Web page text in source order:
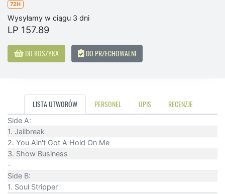
72H
Wysyłamy w ciągu 3 dni
LP 157.89
DO KOSZYKA DO PRZECHOWALNI
LISTA UTWORÓW PERSONEL OPIS RECENZJE
Side A:
1. Jailbreak
2. You Ain't Got A Hold On Me
3. Show Business
-
Side B:
1. Soul Stripper